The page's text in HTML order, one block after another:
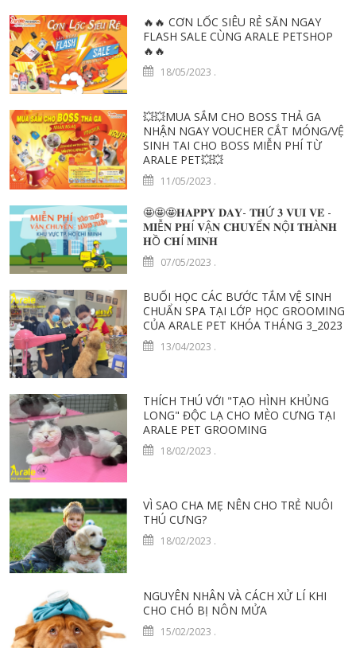
🔥🔥 CƠN LỐC SIÊU RẺ SĂN NGAY
FLASH SALE CÙNG ARALE PETSHOP
🔥🔥
18/05/2023 .
💥💥MUA SẮM CHO BOSS THẢ GA
NHẬN NGAY VOUCHER CẮT MÓNG/VỆ
SINH TAI CHO BOSS MIỄN PHÍ TỪ
ARALE PET💥💥
11/05/2023 .
🤩🤩🤩𝐇𝐀𝐏𝐏𝐘 𝐃𝐀𝐘- 𝐓𝐇Ứ 𝟑 𝐕𝐔𝐈 𝐕𝐄̉ -
𝐌𝐈Ễ𝐍 𝐏𝐇Í 𝐕Ậ𝐍 𝐂𝐇𝐔𝐘Ể𝐍 𝐍Ộ𝐈 𝐓𝐇À𝐍𝐇
𝐇Ồ 𝐂𝐇Í 𝐌𝐈𝐍𝐇
07/05/2023 .
BUỔI HỌC CÁC BƯỚC TẮM VỆ SINH
CHUẨN SPA TẠI LỚP HỌC GROOMING
CỦA ARALE PET KHÓA THÁNG 3_2023
13/04/2023 .
THÍCH THÚ VỚI "TẠO HÌNH KHỦNG
LONG" ĐỘC LẠ CHO MÈO CƯNG TẠI
ARALE PET GROOMING
18/02/2023 .
VÌ SAO CHA MẸ NÊN CHO TRẺ NUÔI
THÚ CƯNG?
18/02/2023 .
NGUYÊN NHÂN VÀ CÁCH XỬ LÍ KHI
CHO CHÓ BỊ NÔN MỬA
15/02/2023 .